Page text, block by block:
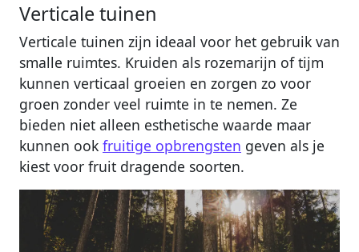
Verticale tuinen
Verticale tuinen zijn ideaal voor het gebruik van
smalle ruimtes. Kruiden als rozemarijn of tijm
kunnen verticaal groeien en zorgen zo voor
groen zonder veel ruimte in te nemen. Ze
bieden niet alleen esthetische waarde maar
kunnen ook fruitige opbrengsten geven als je
kiest voor fruit dragende soorten.